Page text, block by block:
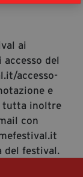
ai
del
accesso-
e
tutta inoltre
con
del festival.